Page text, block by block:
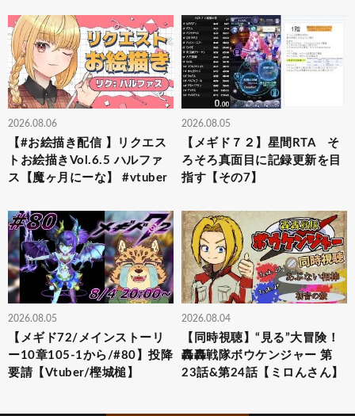
2026.08.06
【#お絵描き配信 】リクエス
トお絵描きVol.6.5 ハルファ
ス【魔ヶ月にーな】 #vtuber
2026.08.05
【メギド７２】星間RTA そ
ろそろ真面目に記録更新を目
指す【その7】
2026.08.05
【メギド72/メインストーリ
ー10章105-1から/#80】投降
要請【Vtuber/樫城槌】
2026.08.04
【同時視聴】“見る”大冒険！
轟轟戦隊ボウケンジャー 第
23話&第24話【ミロんさん】